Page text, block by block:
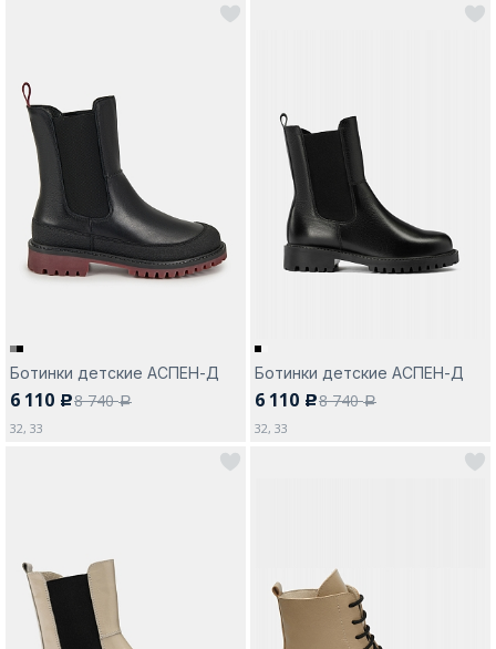
Ботинки детские АСПЕН-Д
6 110 c8 740a
32, 33
Ботинки детские АСПЕН-Д
6 110 c8 740a
32, 33